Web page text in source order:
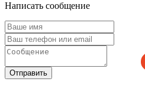
Написать сообщение
Отправить